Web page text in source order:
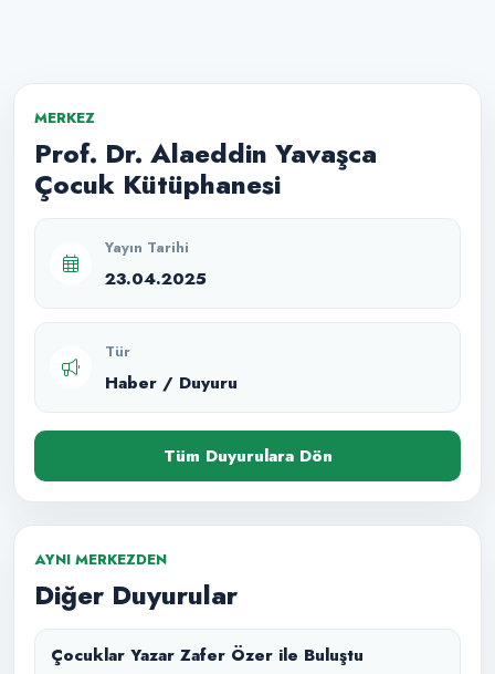
MERKEZ
Prof. Dr. Alaeddin Yavaşca
Çocuk Kütüphanesi
Yayın Tarihi
23.04.2025
Tür
Haber / Duyuru
Tüm Duyurulara Dön
AYNI MERKEZDEN
Diğer Duyurular
Çocuklar Yazar Zafer Özer ile Buluştu